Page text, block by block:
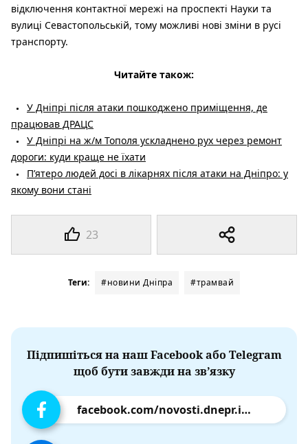
23
відключення контактної мережі на проспекті Науки та
вулиці Севастопольській, тому можливі нові зміни в русі
транспорту.
Читайте також:
У Дніпрі після атаки пошкоджено приміщення, де
працював ДРАЦС
У Дніпрі на ж/м Тополя ускладнено рух через ремонт
дороги: куди краще не їхати
П’ятеро людей досі в лікарнях після атаки на Дніпро: у
якому вони стані
Теги: #новини Дніпра #трамвай
Підпишіться на наш Facebook або Telegram
щоб бути завжди на зв’язку
facebook.com/novosti.dnepr.info